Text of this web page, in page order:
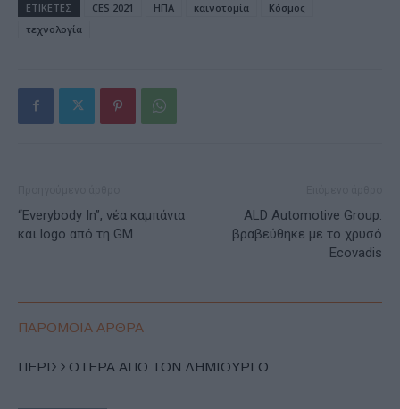
ΕΤΙΚΕΤΕΣ CES 2021 ΗΠΑ καινοτομία
Κόσμος
τεχνολογία
“Everybody In”, νέα καμπάνια
και logo από τη GM
ALD Automotive Group:
βραβεύθηκε με το χρυσό
Ecovadis
ΠΑΡΟΜΟΙΑ ΑΡΘΡΑ
ΠΕΡΙΣΣΟΤΕΡΑ ΑΠΟ ΤΟΝ ΔΗΜΙΟΥΡΓΟ